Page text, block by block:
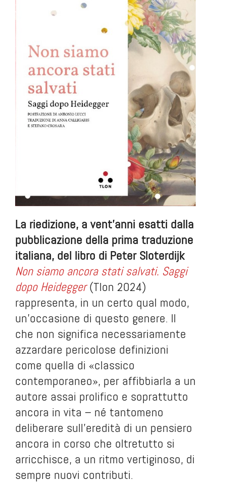
La riedizione, a vent’anni esatti dalla
pubblicazione della prima traduzione
italiana, del libro di Peter Sloterdijk
Non siamo ancora stati salvati. Saggi
dopo Heidegger (Tlon 2024)
rappresenta, in un certo qual modo,
un’occasione di questo genere. Il
che non significa necessariamente
azzardare pericolose definizioni
come quella di «classico
contemporaneo», per affibbiarla a un
autore assai prolifico e soprattutto
ancora in vita – né tantomeno
deliberare sull’eredità di un pensiero
ancora in corso che oltretutto si
arricchisce, a un ritmo vertiginoso, di
sempre nuovi contributi.